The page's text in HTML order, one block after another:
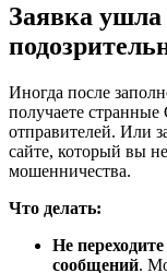
Заявка
Иногда после
получаете
отправителей. Или
сайте, который вы
мошенничества.
Что делать:
Не
сообщений.